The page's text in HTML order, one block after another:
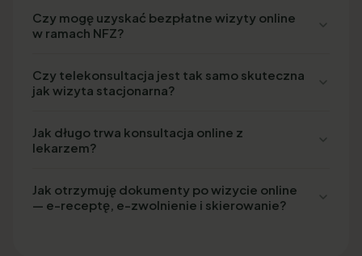
Czy mogę uzyskać bezpłatne wizyty online
w ramach NFZ?
Czy telekonsultacja jest tak samo skuteczna
jak wizyta stacjonarna?
Jak długo trwa konsultacja online z
lekarzem?
Jak otrzymuję dokumenty po wizycie online
— e-receptę, e-zwolnienie i skierowanie?